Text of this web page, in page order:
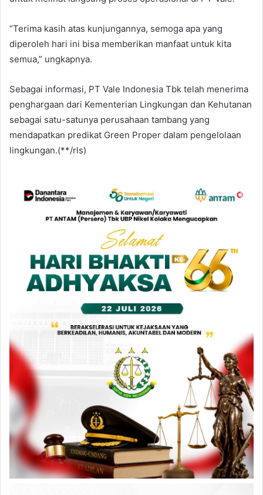
“Terima kasih atas kunjungannya, semoga apa yang
diperoleh hari ini bisa memberikan manfaat untuk kita
semua,” ungkapnya.
Sebagai informasi, PT Vale Indonesia Tbk telah menerima
penghargaan dari Kementerian Lingkungan dan Kehutanan
sebagai satu-satunya perusahaan tambang yang
mendapatkan predikat Green Proper dalam pengelolaan
lingkungan.(**/rls)